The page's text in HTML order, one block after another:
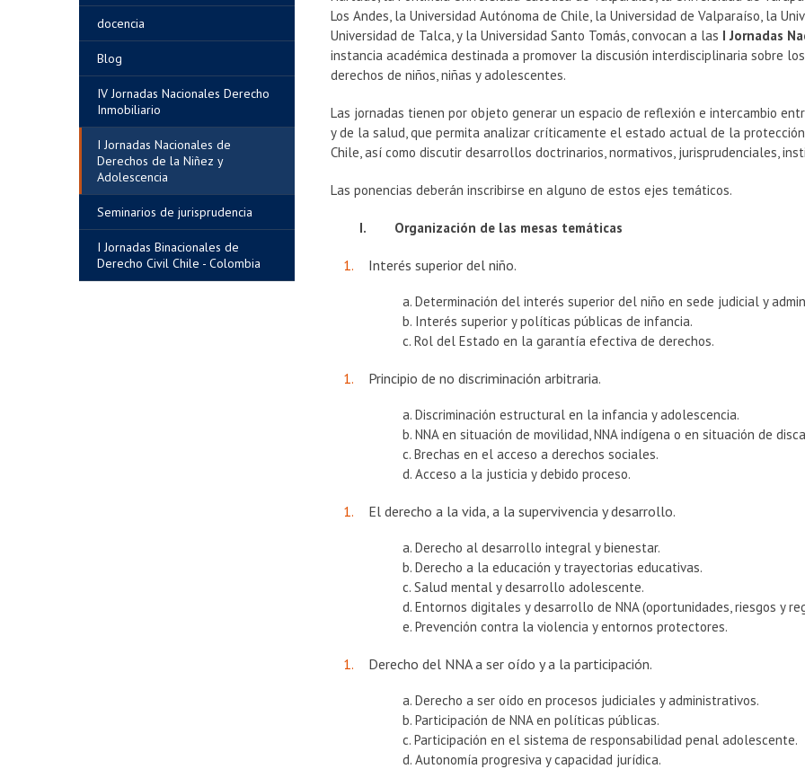
docencia
Blog
IV Jornadas Nacionales Derecho
Inmobiliario
I Jornadas Nacionales de
Derechos de la Niñez y
Adolescencia
Seminarios de jurisprudencia
I Jornadas Binacionales de
Derecho Civil Chile - Colombia
Los Andes, la Universidad Autónoma de Chile, la Universidad de Valparaíso, la
Universidad de Talca, y la Universidad Santo Tomás, convocan a las I Jornadas
instancia académica destinada a promover la discusión interdisciplinaria sobre
derechos de niños, niñas y adolescentes.
Las jornadas tienen por objeto generar un espacio de reflexión e intercambio
y de la salud, que permita analizar críticamente el estado actual de la
Chile, así como discutir desarrollos doctrinarios, normativos, jurisprudenciales,
Las ponencias deberán inscribirse en alguno de estos ejes temáticos.
I. Organización de las mesas temáticas
Interés superior del niño.
a. Determinación del interés superior del niño en sede judicial y
b. Interés superior y políticas públicas de infancia.
c. Rol del Estado en la garantía efectiva de derechos.
Principio de no discriminación arbitraria.
a. Discriminación estructural en la infancia y adolescencia.
b. NNA en situación de movilidad, NNA indígena o en situación de
c. Brechas en el acceso a derechos sociales.
d. Acceso a la justicia y debido proceso.
El derecho a la vida, a la supervivencia y desarrollo.
a. Derecho al desarrollo integral y bienestar.
b. Derecho a la educación y trayectorias educativas.
c. Salud mental y desarrollo adolescente.
d. Entornos digitales y desarrollo de NNA (oportunidades, riesgos y
e. Prevención contra la violencia y entornos protectores.
Derecho del NNA a ser oído y a la participación.
a. Derecho a ser oído en procesos judiciales y administrativos.
b. Participación de NNA en políticas públicas.
c. Participación en el sistema de responsabilidad penal adolescente.
d. Autonomía progresiva y capacidad jurídica.